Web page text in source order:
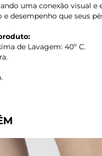
uma conexão visual e
desempenho que seus
de Lavagem: 40º C.